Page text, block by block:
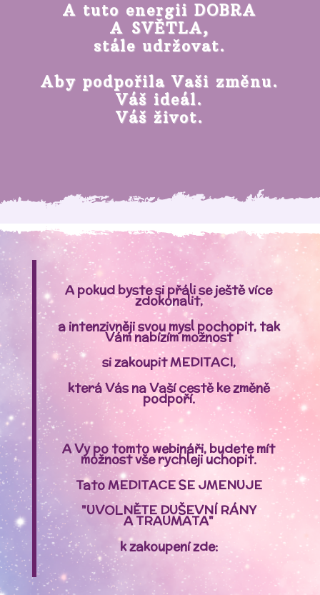
A tuto energii DOBRA
A SVĚTLA,
stále udržovat.
Aby podpořila Vaši změnu.
Váš ideál.
Váš život.
A pokud byste si přáli se ještě více
zdokonalit,
a intenzivnějisvou mysl pochopit, tak
Vám nabízím možnost
si zakoupitMEDITACI,
která Vás na Vaší cestě ke změně
podpoří.
A Vy po tomto webináři, budete mít
možnost vše rychleji uchopit.
Tato MEDITACE SE JMENUJE
"UVOLNĚTE DUŠEVNÍ RÁNY
A TRAUMATA"
k zakoupení zde: